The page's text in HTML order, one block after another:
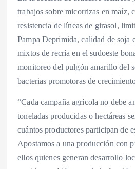
trabajos sobre micorrizas en maíz,
resistencia de líneas de girasol,
Pampa Deprimida, calidad de soja
mixtos de recría en el sudoeste
monitoreo del pulgón amarillo del
bacterias promotoras de
“Cada campaña agrícola no debe
toneladas producidas o hectáreas
cuántos productores participan de
Apostamos a una producción con
ellos quienes generan desarrollo